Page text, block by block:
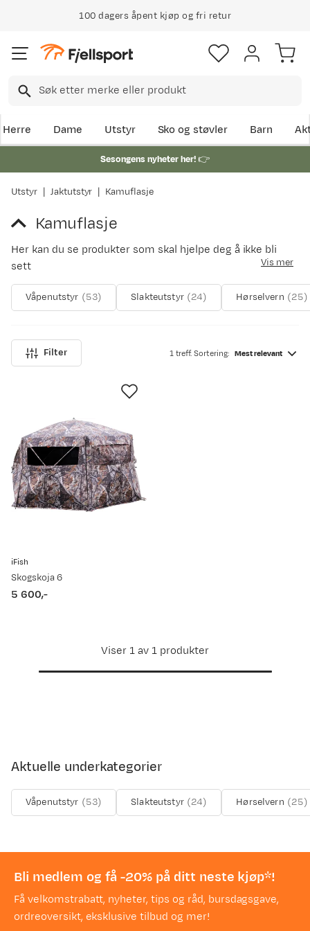
100 dagers åpent kjøp og fri retur
Herre Dame Utstyr Sko og støvler Barn
Sesongens nyheter her!👉
Utstyr Jaktutstyr Kamuflasje
Kamuflasje
Her kan du se produkter som skal hjelpe deg å ikke bli
sett
Vis mer
Våpenutstyr (53) Slakteutstyr (24) Hørselvern (25)
Filter 1 treff. Sortering: Mest relevant
iFish
Skogskoja 6
price
5 600,-
Viser 1 av 1 produkter
Aktuelle underkategorier
Våpenutstyr (53) Slakteutstyr (24) Hørselvern (25)
Bli medlem og få -20% på ditt neste kjøp*!
Få velkomstrabatt, nyheter, tips og råd, bursdagsgave,
ordreoversikt, eksklusive tilbud og mer!